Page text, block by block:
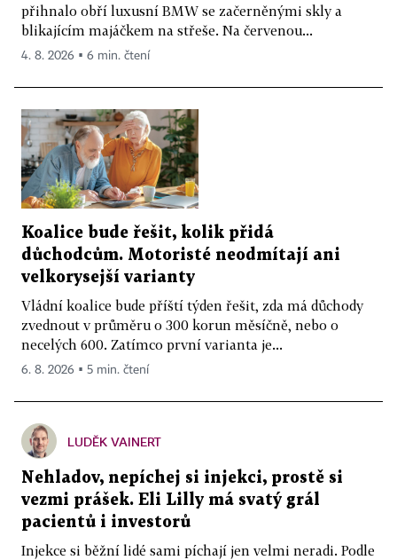
přihnalo obří luxusní BMW se začerněnými skly a
blikajícím majáčkem na střeše. Na červenou...
4. 8. 2026 ▪ 6 min. čtení
Koalice bude řešit, kolik přidá
důchodcům. Motoristé neodmítají ani
velkorysejší varianty
Vládní koalice bude příští týden řešit, zda má důchody
zvednout v průměru o 300 korun měsíčně, nebo o
necelých 600. Zatímco první varianta je...
6. 8. 2026 ▪ 5 min. čtení
LUDĚK VAINERT
Nehladov, nepíchej si injekci, prostě si
vezmi prášek. Eli Lilly má svatý grál
pacientů i investorů
Injekce si běžní lidé sami píchají jen velmi neradi. Podle